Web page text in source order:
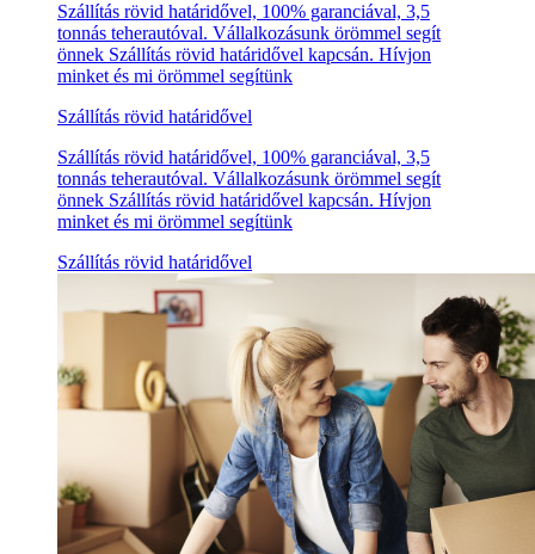
Szállítás rövid határidővel, 100% garanciával, 3,5
tonnás teherautóval. Vállalkozásunk örömmel segít
önnek Szállítás rövid határidővel kapcsán. Hívjon
minket és mi örömmel segítünk
Szállítás rövid határidővel
Szállítás rövid határidővel, 100% garanciával, 3,5
tonnás teherautóval. Vállalkozásunk örömmel segít
önnek Szállítás rövid határidővel kapcsán. Hívjon
minket és mi örömmel segítünk
Szállítás rövid határidővel